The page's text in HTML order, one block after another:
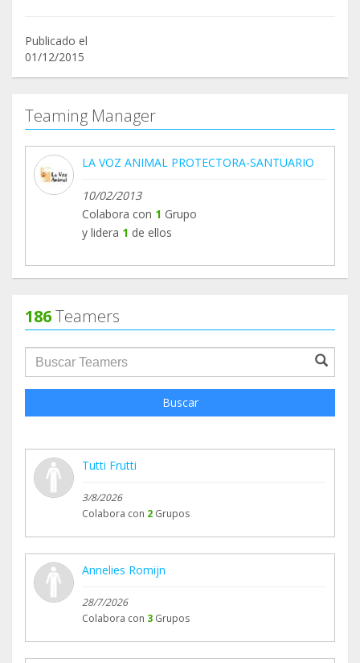
Publicado el
01/12/2015
Teaming Manager
LA VOZ ANIMAL PROTECTORA-SANTUARIO
10/02/2013
Colabora con 1 Grupo
y lidera 1 de ellos
186Teamers
groupProfile.searchForm.search.text???
Buscar
Tutti Frutti
3/8/2026
Colabora con 2 Grupos
Annelies Romijn
28/7/2026
Colabora con 3 Grupos